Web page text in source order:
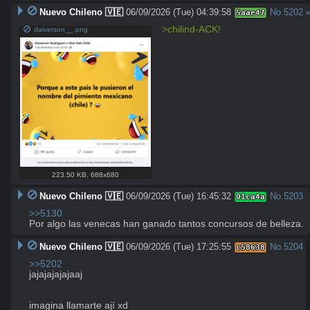
Nuevo Chileno 🇻🇪 06/09/2026 (Tue) 04:39:58 5aae47 No.5202
daiverson__.png
223.50 KB,688x680
>chilind-ACK!
Nuevo Chileno 🇻🇪 06/09/2026 (Tue) 16:45:32 01ca4a No.5203
>>5130
Por algo las venecas han ganado tantos concursos de belleza.
Nuevo Chileno 🇻🇪 06/09/2026 (Tue) 17:25:55 c58638 No.5204
>>5202
jajajajajajaaj
imagina llamarte ají xd